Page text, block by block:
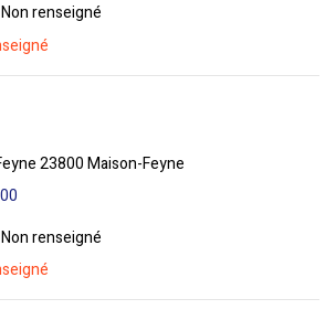
renseigné
23800 Maison-Feyne
renseigné